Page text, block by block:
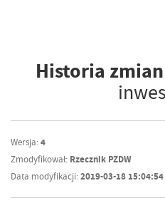
Historia zmian
Wersja:4
Zmodyfikował: Rzecznik PZDW
Data modyfikacji:2019-03-18 15:04:54